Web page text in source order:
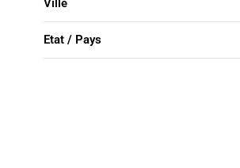
Ville
Etat / Pays